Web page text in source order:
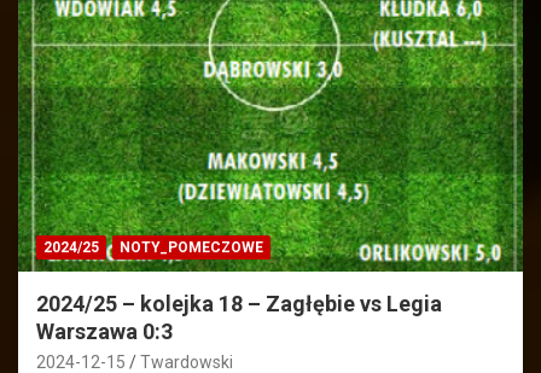
2024/25 NOTY_POMECZOWE
2024/25 – kolejka 18 – Zagłębie vs Legia
Warszawa 0:3
2024-12-15 Twardowski